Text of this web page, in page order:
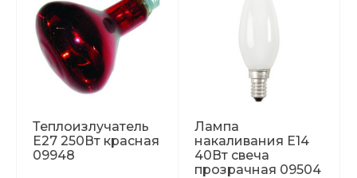
Теплоизлучатель
Е27 250Вт красная
09948
Лампа
накаливания Е14
40Вт свеча
прозрачная 09504